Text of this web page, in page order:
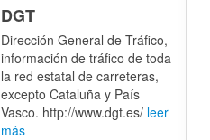
DGT
Dirección General de Tráfico,
información de tráfico de toda
la red estatal de carreteras,
excepto Cataluña y País
Vasco. http://www.dgt.es/ leer
más